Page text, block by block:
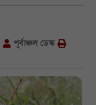
পূর্বাঞ্চল ডেস্ক